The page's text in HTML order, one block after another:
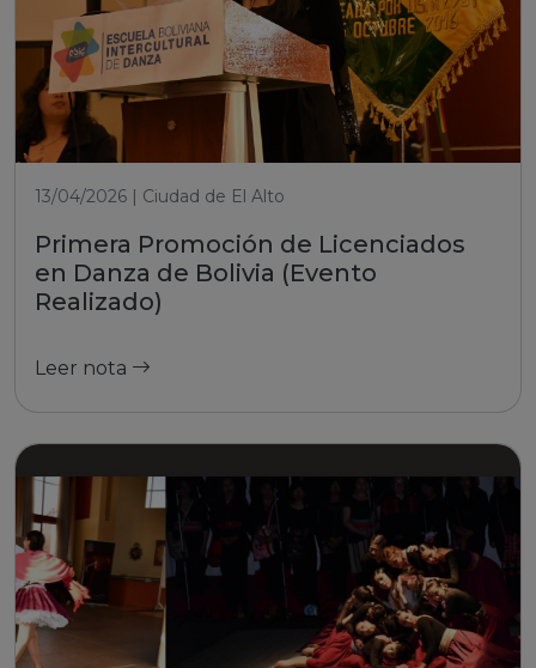
13/04/2026 | Ciudad de El Alto
Primera Promoción de Licenciados
en Danza de Bolivia (Evento
Realizado)
Leer nota